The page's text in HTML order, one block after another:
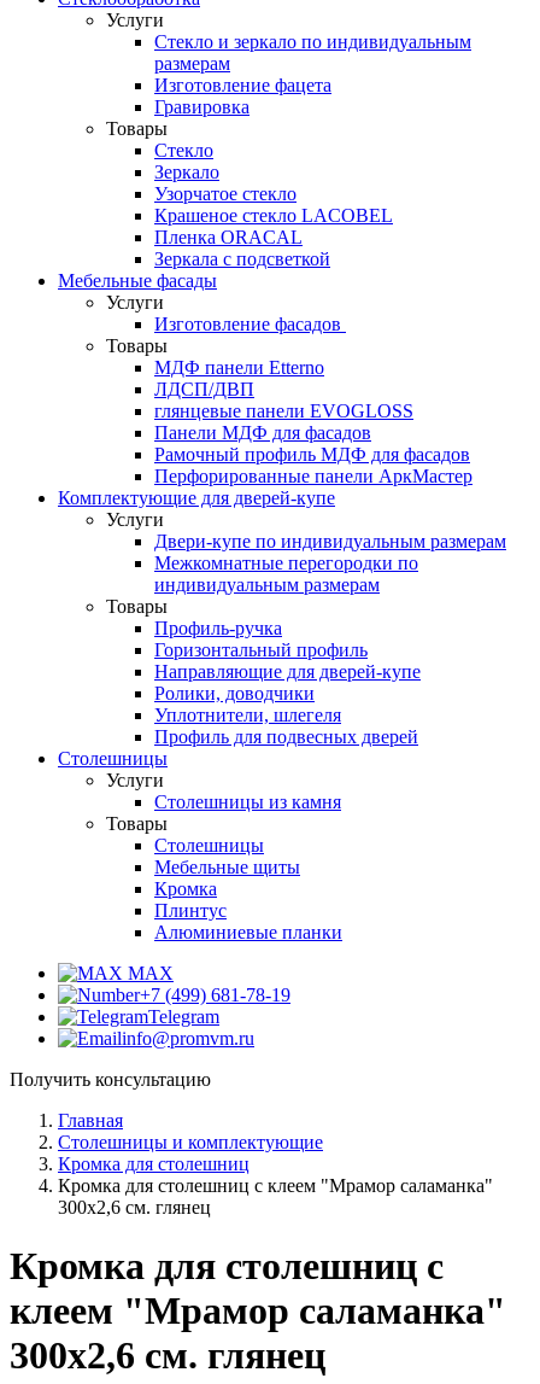
Услуги
Стекло и зеркало по индивидуальным
размерам
Изготовление фацета
Гравировка
Товары
Стекло
Зеркало
Узорчатое стекло
Крашеное стекло LACOBEL
Пленка ORACAL
Зеркала с подсветкой
Мебельные фасады
Услуги
Изготовление фасадов
Товары
МДФ панели Etterno
ЛДСП/ДВП
глянцевые панели EVOGLOSS
Панели МДФ для фасадов
Рамочный профиль МДФ для фасадов
Перфорированные панели АркМастер
Комплектующие для дверей-купе
Услуги
Двери-купе по индивидуальным размерам
Межкомнатные перегородки по
индивидуальным размерам
Товары
Профиль-ручка
Горизонтальный профиль
Направляющие для дверей-купе
Ролики, доводчики
Уплотнители, шлегеля
Профиль для подвесных дверей
Столешницы
Услуги
Столешницы из камня
Товары
Столешницы
Мебельные щиты
Кромка
Плинтус
Алюминиевые планки
MAX
+7 (499) 681-78-19
Telegram
info@promvm.ru
Получить консультацию
Главная
Столешницы и комплектующие
Кромка для столешниц
Кромка для столешниц с клеем "Мрамор саламанка"
300х2,6 см. глянец
Кромка для столешниц с
клеем "Мрамор саламанка"
300х2,6 см. глянец